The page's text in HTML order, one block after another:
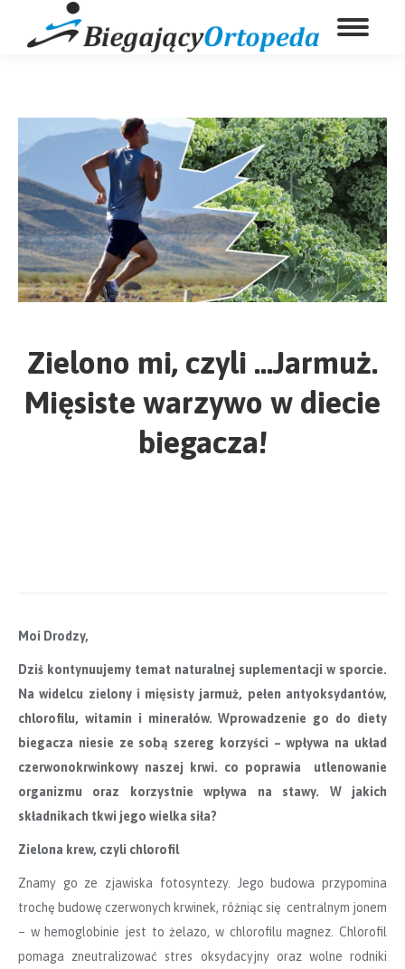
Zielono mi, czyli …Jarmuż.
Mięsiste warzywo w diecie
biegacza!
Moi Drodzy,
Dziś kontynuujemy temat naturalnej suplementacji w sporcie.
Na widelcu zielony i mięsisty jarmuż, pełen antyoksydantów,
chlorofilu, witamin i minerałów. Wprowadzenie go do diety
biegacza niesie ze sobą szereg korzyści – wpływa na układ
czerwonokrwinkowy naszej krwi. co poprawia utlenowanie
organizmu oraz korzystnie wpływa na stawy. W jakich
składnikach tkwi jego wielka siła?
Zielona krew, czyli chlorofil
Znamy go ze zjawiska fotosyntezy. Jego budowa przypomina
trochę budowę czerwonych krwinek, różniąc się centralnym jonem
– w hemoglobinie jest to żelazo, w chlorofilu magnez. Chlorofil
pomaga zneutralizować stres oksydacyjny oraz wolne rodniki